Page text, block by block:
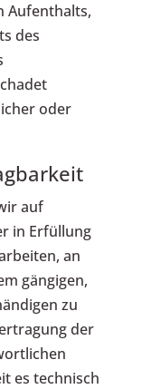
Aufenthalts,
des
oder
auf
in Erfüllung
an
gängigen,
zu
der
es technisch